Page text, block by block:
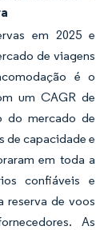
em 2025 e
de viagens
é o
um CAGR de
do mercado de
de capacidade e
em toda a
confiáveis e
reserva de voos
As